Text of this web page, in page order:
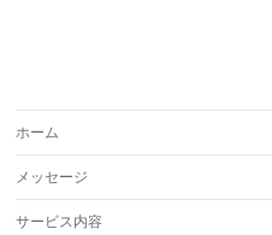
ホーム
メッセージ
サービス内容